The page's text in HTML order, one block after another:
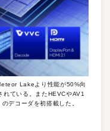
Lakeより性能が50%向
れている。またHEVCやAV1
デコーダを初搭載した。